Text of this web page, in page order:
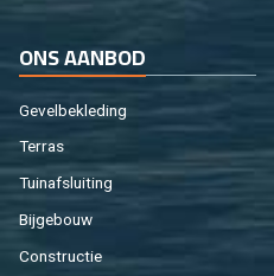
ONS AAN­BOD
Ge­vel­be­kle­ding
Ter­ras
Tuin­af­slui­ting
Bij­ge­bouw
Con­struc­tie